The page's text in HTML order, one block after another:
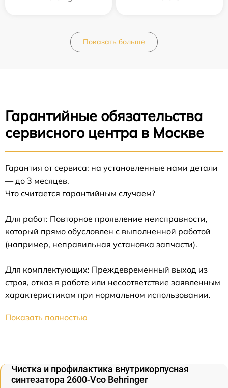
Показать больше
Гарантийные обязательства
сервисного центра в Москве
Гарантия от сервиса: на установленные нами детали
— до 3 месяцев.
Что считается гарантийным случаем?
Для работ: Повторное проявление неисправности,
который прямо обусловлен с выполненной работой
(например, неправильная установка запчасти).
Для комплектующих: Преждевременный выход из
строя, отказ в работе или несоответствие заявленным
характеристикам при нормальном использовании.
Показать полностью
Чистка и профилактика внутрикорпусная
синтезатора 2600-Vco Behringer